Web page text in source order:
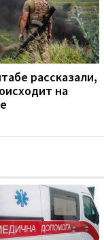
рассказали,
на